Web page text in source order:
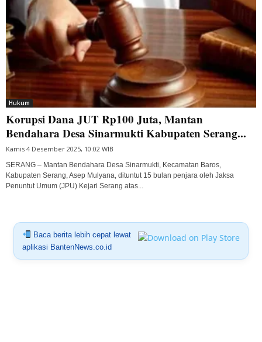
Hukum
Korupsi Dana JUT Rp100 Juta, Mantan
Bendahara Desa Sinarmukti Kabupaten Serang...
Kamis 4 Desember 2025, 10:02 WIB
SERANG – Mantan Bendahara Desa Sinarmukti, Kecamatan Baros,
Kabupaten Serang, Asep Mulyana, dituntut 15 bulan penjara oleh Jaksa
Penuntut Umum (JPU) Kejari Serang atas...
Baca berita lebih cepat lewat
aplikasi BantenNews.co.id